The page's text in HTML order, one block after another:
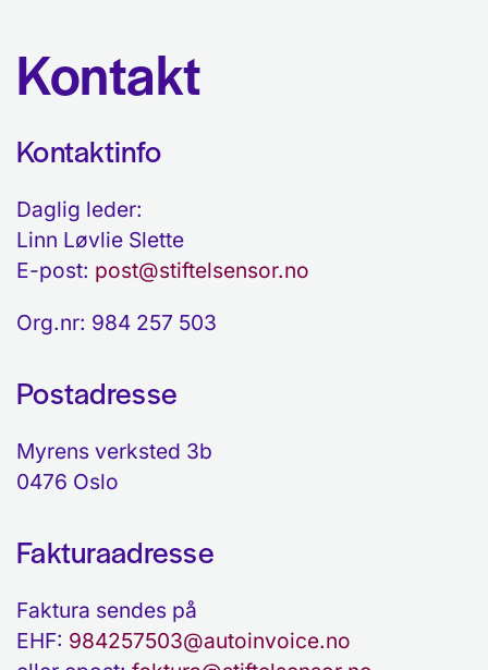
Kontakt
Kontaktinfo
Daglig leder:
Linn Løvlie Slette
E-post: post@stiftelsensor.no
Org.nr: 984 257 503
Postadresse
Myrens verksted 3b
0476 Oslo
Fakturaadresse
Faktura sendes på
EHF: 984257503@autoinvoice.no